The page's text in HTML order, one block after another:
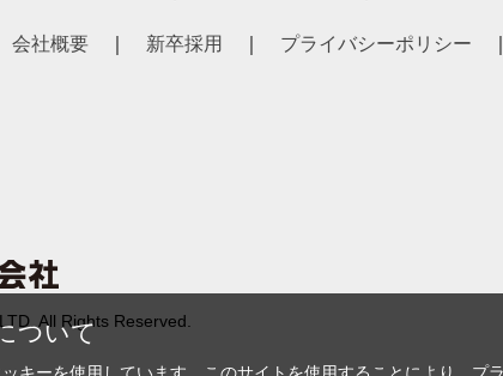
会社概要 新卒採用 プライバシーポリシー
All Rights Reserved.
ついて